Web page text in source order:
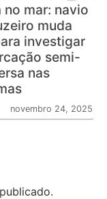
no mar: navio
muda
investigar
semi-
nas
novembro 24, 2025